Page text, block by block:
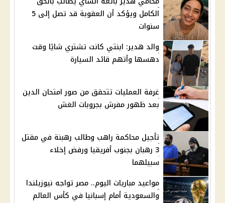
الكامل ويؤكد أن العقوبة قد تصل إلى 5
سنوات
والد هدير: ابنتي كانت تشتري شايًا وقت
دهسها وأتهم قائد السيارة
غرفة العمليات تتحقق من صور امتحان الدين
بعد ظهور مفرش بجروبات الغش
تأجيل محاكمة راهب وطالب رهبنة في مقتل
3 رهبان بجنوب أفريقيا ورفض إخلاء
سبيلهما
مواعيد مباريات اليوم.. مصر تواجه نيوزيلندا
والسعودية أمام إسبانيا في كأس العالم